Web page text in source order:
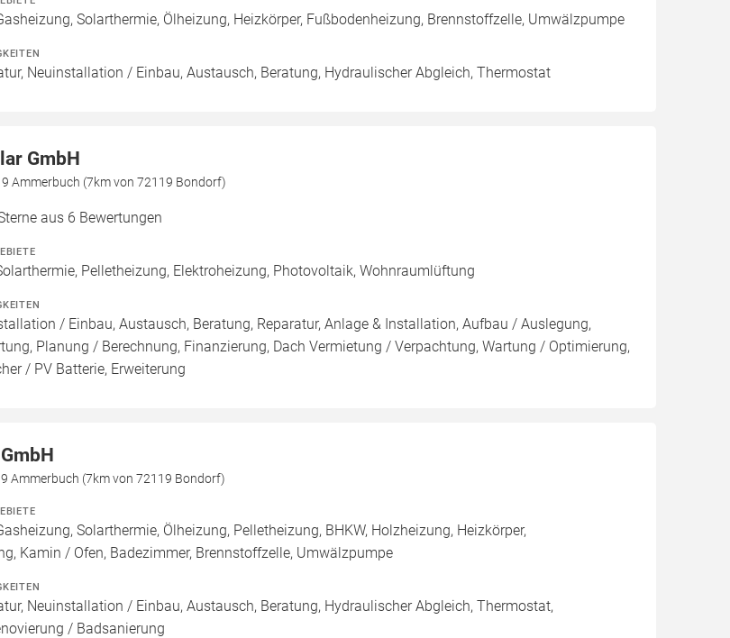
Solarthermie, Ölheizung, Heizkörper, Fußbodenheizung, Brennstoffzelle, Umwälzpumpe
Neuinstallation / Einbau, Austausch, Beratung, Hydraulischer Abgleich, Thermostat
GmbH
Ammerbuch (7km von 72119 Bondorf)
aus 6 Bewertungen
Pelletheizung, Elektroheizung, Photovoltaik, Wohnraumlüftung
/ Einbau, Austausch, Beratung, Reparatur, Anlage & Installation, Aufbau / Auslegung,
Planung / Berechnung, Finanzierung, Dach Vermietung / Verpachtung, Wartung / Optimierung,
/ PV Batterie, Erweiterung
Ammerbuch (7km von 72119 Bondorf)
Solarthermie, Ölheizung, Pelletheizung, BHKW, Holzheizung, Heizkörper,
Kamin / Ofen, Badezimmer, Brennstoffzelle, Umwälzpumpe
Neuinstallation / Einbau, Austausch, Beratung, Hydraulischer Abgleich, Thermostat,
/ Badsanierung